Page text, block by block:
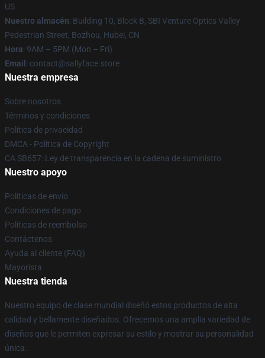
US
Nuestro almacén: Building 10, Block B, SBI Venture Optics Valley
Pedestrian Street, Bozhou, Hubei, CN
Hora: 9AM – 5PM (Mon – Fri)
Email : contact@sallyface.store
Nuestra empresa
Sobre nosotros
Términos y condiciones
Política de privacidad
DMCA - Política de Copyright
CA SB657: Ley de transparencia en la cadena de suministro
Nuestro apoyo
Políticas de envío
Condiciones de pago
Políticas de reembolso
Contáctenos
Ayuda al cliente (FAQ)
Mayorista
Nuestra tienda
Nuestro equipo de clase mundial diseñó estos productos de alta
calidad y bellamente diseñados. Ofrecemos una amplia variedad de
diseños que le permiten expresar su estilo y mostrar su personalidad
única.